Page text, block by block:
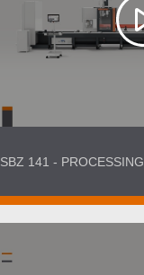
SBZ 141 - PROCESSING